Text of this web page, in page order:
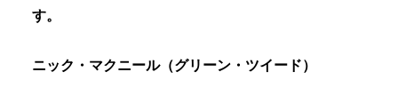
す。
ニック・マクニール（グリーン・ツイード）